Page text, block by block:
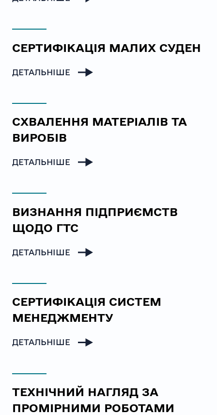
СЕРТИФІКАЦІЯ МАЛИХ СУДЕН
ДЕТАЛЬНІШЕ
СХВАЛЕННЯ МАТЕРІАЛІВ ТА
ВИРОБІВ
ДЕТАЛЬНІШЕ
ВИЗНАННЯ ПІДПРИЄМСТВ
ЩОДО ГТС
ДЕТАЛЬНІШЕ
СЕРТИФІКАЦІЯ СИСТЕМ
МЕНЕДЖМЕНТУ
ДЕТАЛЬНІШЕ
ТЕХНІЧНИЙ НАГЛЯД ЗА
ПРОМІРНИМИ РОБОТАМИ